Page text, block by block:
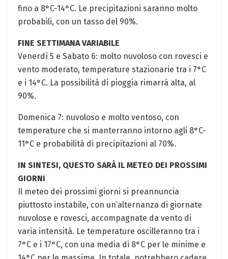
fino a 8°C-14°C.⁤ Le precipitazioni saranno molto
⁣probabili,‌ con un tasso del 90%.
FINE SETTIMANA VARIABILE
Venerdì 5 e Sabato 6: molto nuvoloso⁣ con rovesci e
vento moderato, temperature stazionarie tra i 7°C
e i ‍14°C. La possibilità di pioggia rimarrà alta, ⁢al
90%.
Domenica 7: nuvoloso e⁣ molto ventoso, con
temperature che⁣ si manterranno intorno agli 8°C-
11°C e⁣ probabilità di precipitazioni al 70%.
IN SINTESI, QUESTO SARÀ IL METEO DEI PROSSIMI
GIORNI
Il meteo dei⁤ prossimi giorni​ si preannuncia
piuttosto instabile, con‌ un’alternanza di ‌giornate
nuvolose e rovesci, accompagnate‌ da vento di‍
varia⁣ intensità. Le temperature oscilleranno tra​ i
7°C e i 17°C, con una media di 8°C per le minime e